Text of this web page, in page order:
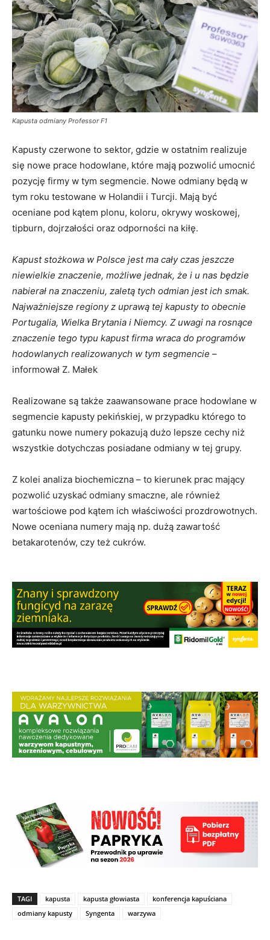
Kapusta odmiany Professor F1
Kapusty czerwone to sektor, gdzie w ostatnim realizuje
się nowe prace hodowlane, które mają pozwolić umocnić
pozycję firmy w tym segmencie. Nowe odmiany będą w
tym roku testowane w Holandii i Turcji. Mają być
oceniane pod kątem plonu, koloru, okrywy woskowej,
tipburn, dojrzałości oraz odporności na kiłę.
Kapust stożkowa w Polsce jest ma cały czas jeszcze
niewielkie znaczenie, możliwe jednak, że i u nas będzie
nabierał na znaczeniu, zaletą tych odmian jest ich smak.
Najważniejsze regiony z uprawą tej kapusty to obecnie
Portugalia, Wielka Brytania i Niemcy. Z uwagi na rosnące
znaczenie tego typu kapust firma wraca do programów
hodowlanych realizowanych w tym segmencie –
informował Z. Małek
Realizowane są także zaawansowane prace hodowlane w
segmencie kapusty pekińskiej, w przypadku którego to
gatunku nowe numery pokazują dużo lepsze cechy niż
wszystkie dotychczas posiadane odmiany w tej grupy.
Z kolei analiza biochemiczna – to kierunek prac mający
pozwolić uzyskać odmiany smaczne, ale również
wartościowe pod kątem ich właściwości prozdrowotnych.
Nowe oceniana numery mają np. dużą zawartość
betakarotenów, czy też cukrów.
TAGI kapusta kapusta głowiasta
konferencja kapuściana
odmiany kapusty
Syngenta warzywa